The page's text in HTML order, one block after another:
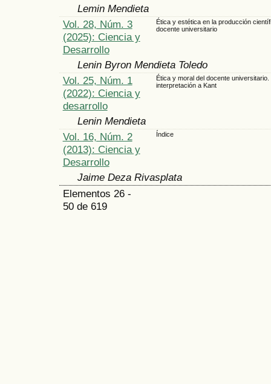
Lemin Mendieta
Vol. 28, Núm. 3
(2025): Ciencia y
Desarrollo
Ética y estética en la producción
docente universitario
Lenin Byron Mendieta Toledo
Vol. 25, Núm. 1
(2022): Ciencia y
desarrollo
Ética y moral del docente universitario.
interpretación a Kant
Lenin Mendieta
Vol. 16, Núm. 2
(2013): Ciencia y
Desarrollo
Índice
Jaime Deza Rivasplata
Elementos 26 -
50 de 619